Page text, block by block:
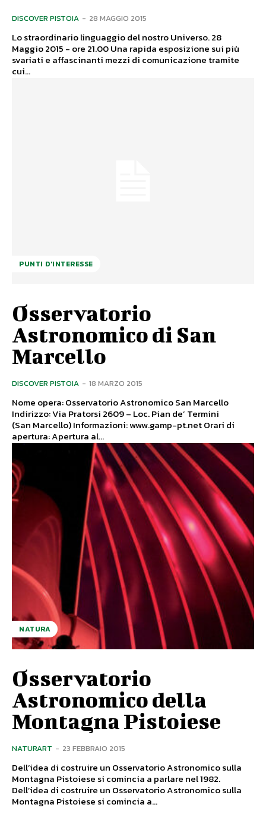
DISCOVER PISTOIA - 28 MAGGIO 2015
Lo straordinario linguaggio del nostro Universo. 28
Maggio 2015 - ore 21.00 Una rapida esposizione sui più
svariati e affascinanti mezzi di comunicazione tramite
cui...
PUNTI D'INTERESSE
Osservatorio
Astronomico di San
Marcello
DISCOVER PISTOIA - 18 MARZO 2015
Nome opera: Osservatorio Astronomico San Marcello
Indirizzo: Via Pratorsi 2609 – Loc. Pian de’ Termini
(San Marcello) Informazioni: www.gamp-pt.net Orari di
apertura: Apertura al...
NATURA
Osservatorio
Astronomico della
Montagna Pistoiese
NATURART - 23 FEBBRAIO 2015
Dell’idea di costruire un Osservatorio Astronomico sulla
Montagna Pistoiese si comincia a parlare nel 1982.
Dell’idea di costruire un Osservatorio Astronomico sulla
Montagna Pistoiese si comincia a...